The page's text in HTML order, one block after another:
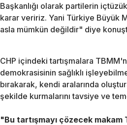
Başkanlığı olarak partilerin
karar veririz. Yani Türkiye Büyük
asla mümkün değildir" diye
CHP içindeki tartışmalara
demokrasisinin sağlıklı
bırakarak, kendi aralarında
şekilde kurmalarını tavsiye ve
"Bu tartışmayı çözecek